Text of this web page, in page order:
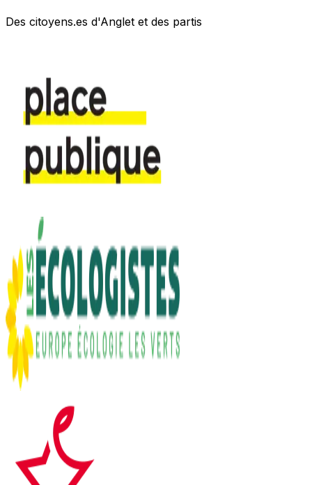
Des citoyens.es d'Anglet et des partis